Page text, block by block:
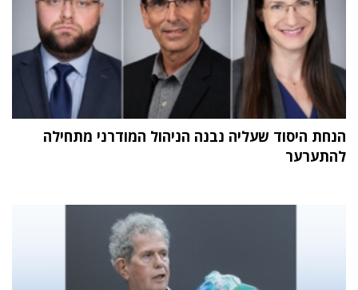
הנחת היסוד שעליה נבנה הניהול המודרני מתחילה
להתערער